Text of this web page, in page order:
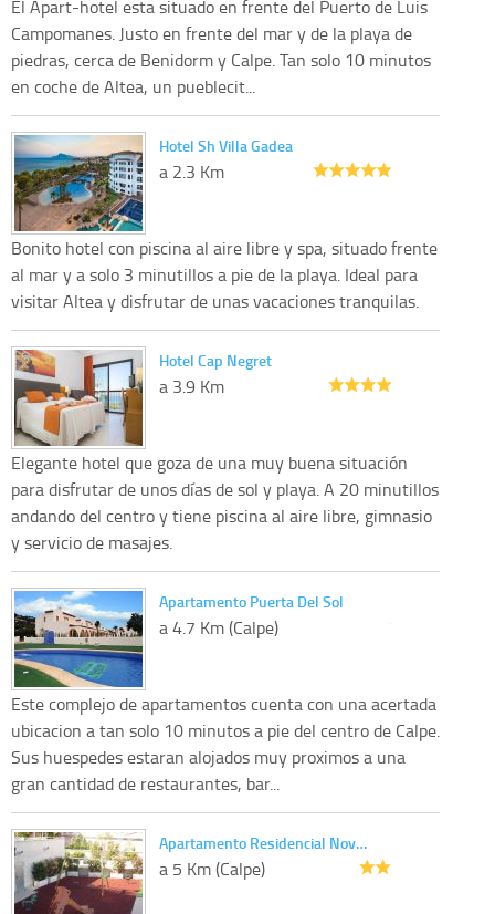
El Apart-hotel esta situado en frente del Puerto de Luis
Campomanes. Justo en frente del mar y de la playa de
piedras, cerca de Benidorm y Calpe. Tan solo 10 minutos
en coche de Altea, un pueblecit...
Hotel Sh Villa Gadea
a 2.3 Km
Bonito hotel con piscina al aire libre y spa, situado frente
al mar y a solo 3 minutillos a pie de la playa. Ideal para
visitar Altea y disfrutar de unas vacaciones tranquilas.
Hotel Cap Negret
a 3.9 Km
Elegante hotel que goza de una muy buena situación
para disfrutar de unos días de sol y playa. A 20 minutillos
andando del centro y tiene piscina al aire libre, gimnasio
y servicio de masajes.
Apartamento Puerta Del Sol
a 4.7 Km (Calpe)
Este complejo de apartamentos cuenta con una acertada
ubicacion a tan solo 10 minutos a pie del centro de Calpe.
Sus huespedes estaran alojados muy proximos a una
gran cantidad de restaurantes, bar...
Apartamento Residencial Nov…
a 5 Km (Calpe)